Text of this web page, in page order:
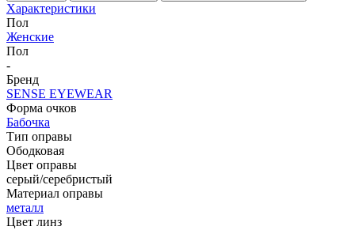
Характеристики
Пол
Женские
Пол
-
Бренд
SENSE EYEWEAR
Форма очков
Бабочка
Тип оправы
Ободковая
Цвет оправы
серый/серебристый
Материал оправы
металл
Цвет линз